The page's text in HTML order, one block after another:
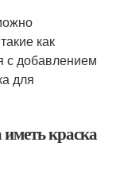
как
с добавлением
для
краска